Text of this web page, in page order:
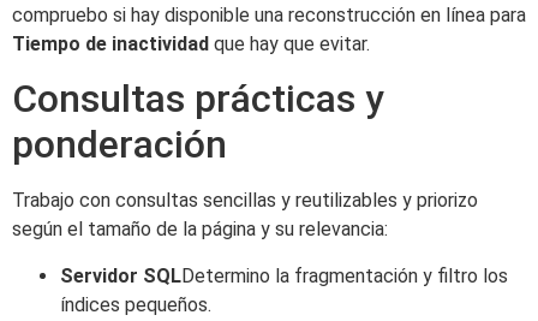
compruebo si hay disponible una reconstrucción en línea para
Tiempo de inactividad que hay que evitar.
Consultas prácticas y
ponderación
Trabajo con consultas sencillas y reutilizables y priorizo
según el tamaño de la página y su relevancia:
Servidor SQLDetermino la fragmentación y filtro los
índices pequeños.